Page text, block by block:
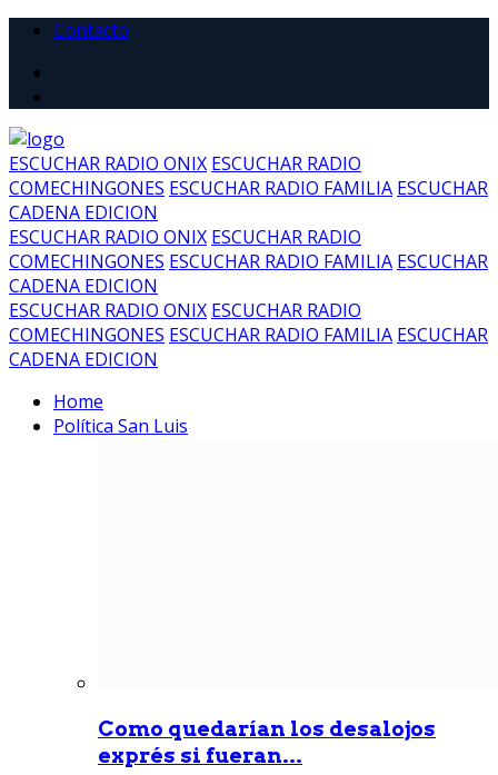
Contacto
ESCUCHAR RADIO ONIX ESCUCHAR RADIO
COMECHINGONES ESCUCHAR RADIO FAMILIA ESCUCHAR
CADENA EDICION
ESCUCHAR RADIO ONIX ESCUCHAR RADIO
COMECHINGONES ESCUCHAR RADIO FAMILIA ESCUCHAR
CADENA EDICION
ESCUCHAR RADIO ONIX ESCUCHAR RADIO
COMECHINGONES ESCUCHAR RADIO FAMILIA ESCUCHAR
CADENA EDICION
Home
Política San Luis
Como quedarían los desalojos
exprés si fueran...